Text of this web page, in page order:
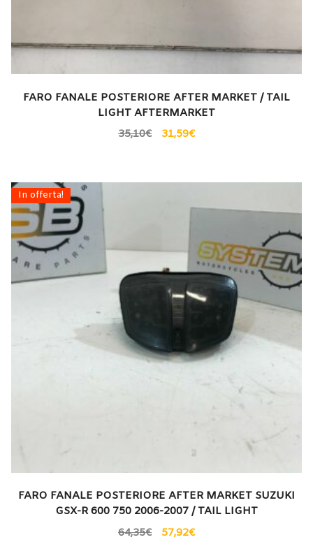
FARO FANALE POSTERIORE AFTER MARKET / TAIL
LIGHT AFTERMARKET
35,10€ 31,59€
In offerta!
FARO FANALE POSTERIORE AFTER MARKET SUZUKI
GSX-R 600 750 2006-2007 / TAIL LIGHT
64,35€ 57,92€